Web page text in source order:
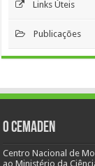
Links Úteis
Publicações
O Cemaden
Centro Nacional de
ao Ministério da